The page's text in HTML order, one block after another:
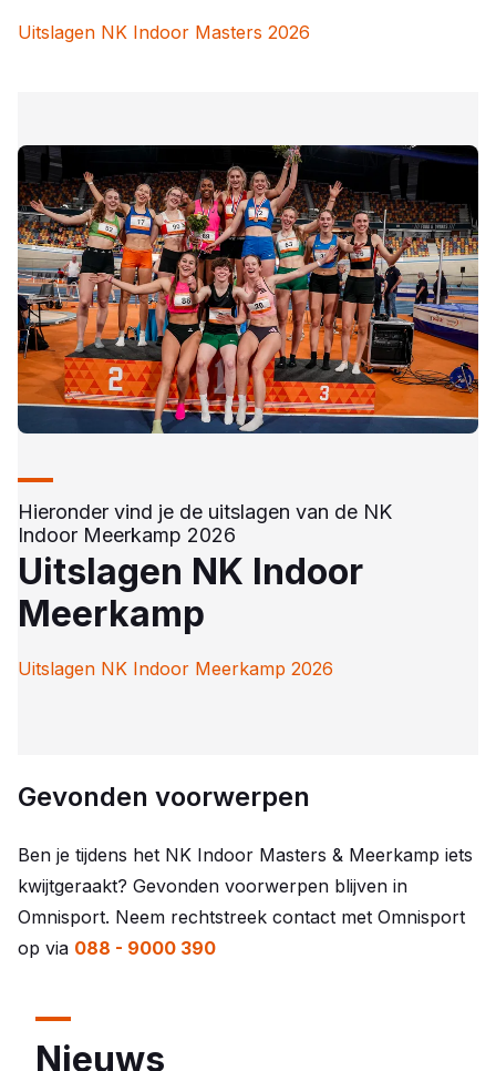
Uitslagen NK Indoor Masters 2026
Hieronder vind je de uitslagen van de NK
Indoor Meerkamp 2026
Uitslagen NK Indoor
Meerkamp
Uitslagen NK Indoor Meerkamp 2026
Gevonden voorwerpen
Ben je tijdens het NK Indoor Masters & Meerkamp iets
kwijtgeraakt? Gevonden voorwerpen blijven in
Omnisport. Neem rechtstreek contact met Omnisport
op via 088 - 9000 390
Nieuws